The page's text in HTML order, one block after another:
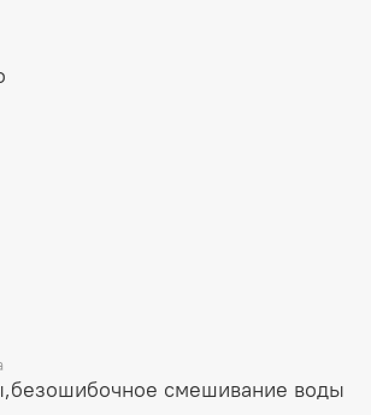
смешивание воды